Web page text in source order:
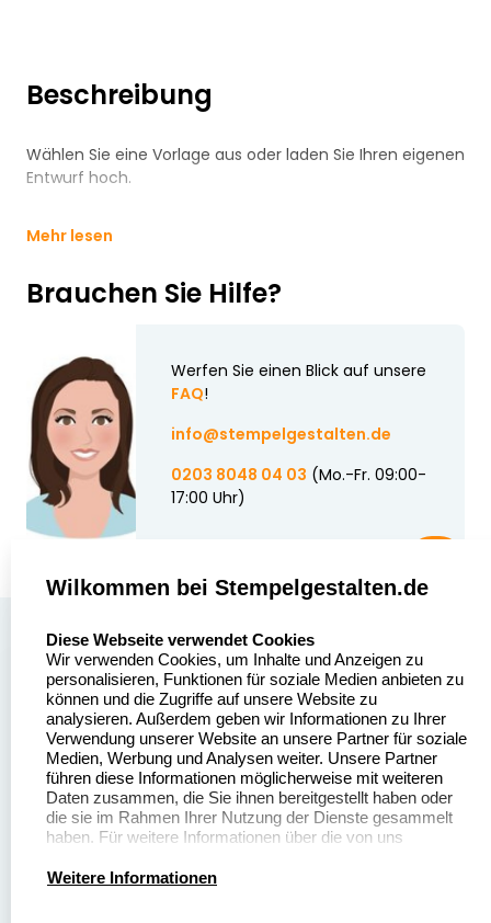
Beschreibung
Wählen Sie eine Vorlage aus oder laden Sie Ihren eigenen
Entwurf hoch.
Mehr lesen
Brauchen Sie Hilfe?
Werfen Sie einen Blick auf unsere
FAQ!
info@stempelgestalten.de
0203 8048 04 03 (Mo.-Fr. 09:00-
17:00 Uhr)
Stempelgestalten.de
Asterlager Straße 97
47228 Duisburg
Deutschland
Über uns
Sitemap
Alle
Stempelinformationen
Dateivorgaben
Wilkommen bei Stempelgestalten.de
Diese Webseite verwendet Cookies
Wir verwenden Cookies, um Inhalte und Anzeigen zu
personalisieren, Funktionen für soziale Medien anbieten zu
können und die Zugriffe auf unsere Website zu
analysieren. Außerdem geben wir Informationen zu Ihrer
Verwendung unserer Website an unsere Partner für soziale
Medien, Werbung und Analysen weiter. Unsere Partner
führen diese Informationen möglicherweise mit weiteren
Daten zusammen, die Sie ihnen bereitgestellt haben oder
die sie im Rahmen Ihrer Nutzung der Dienste gesammelt
haben. Für weitere Informationen über die von uns
Datenschutzerklärung.
Weitere Informationen